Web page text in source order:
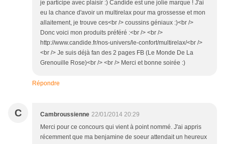
je participe avec plaisir :) Candide est une jolie marque ! J'ai
eu la chance d'avoir un multirelax pour ma grossesse et mon
allaitement, je trouve ces<br /> coussins géniaux :)<br />
Donc voici mon produits préféré :<br /> <br />
http://www.candide.fr/nos-univers/le-confort/multirelax/<br />
<br /> Je suis déjà fan des 2 pages FB (Le Monde De La
Grenouille Rose)<br /> <br /> Merci et bonne soirée :)
Répondre
C Cambroussienne 22/01/2014 20:29
Merci pour ce concours qui vient à point nommé. J'ai appris
récemment que ma benjamine de soeur attendait un heureux